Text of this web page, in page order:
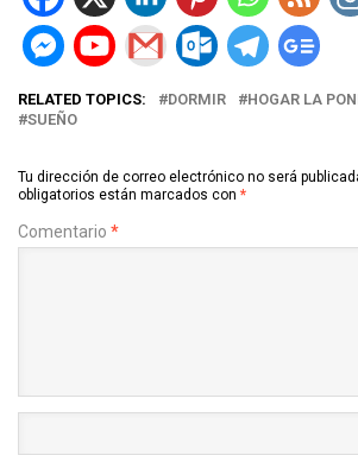
RELATED TOPICS: DORMIR HOGAR LA
SUEÑO
Tu dirección de correo electrónico no será
obligatorios están marcados con *
Comentario *